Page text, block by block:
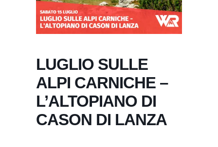
LUGLIO SULLE
ALPI CARNICHE –
L’ALTOPIANO DI
CASON DI LANZA